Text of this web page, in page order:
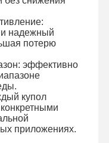
мембраны
надежный
потерю
эффективно
купол
конкретными
приложениях.